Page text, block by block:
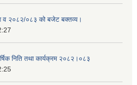
व २०८२/०८३ को बजेट बक्तव्य।
निति तथा कार्यक्रम २०८२।०८३